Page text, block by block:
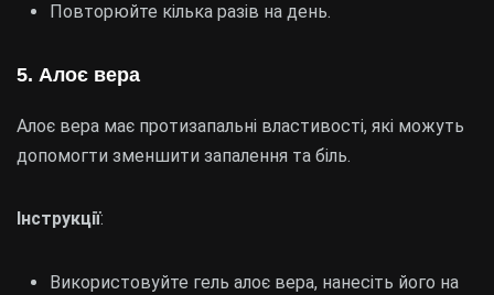
Повторюйте кілька разів на день.
5. Алоє вера
Алоє вера має протизапальні властивості, які можуть
допомогти зменшити запалення та біль.
Інструкції:
Використовуйте гель алоє вера, нанесіть його на